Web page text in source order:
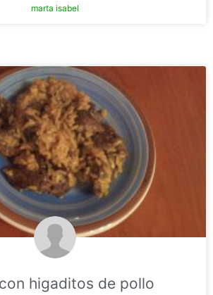
marta isabel
higaditos de pollo